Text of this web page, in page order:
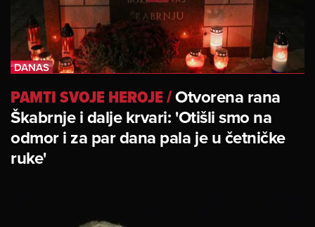
PAMTI SVOJE HEROJE/Otvorena rana
Škabrnje i dalje krvari: 'Otišli smo na
odmor i za par dana pala je u četničke
ruke'